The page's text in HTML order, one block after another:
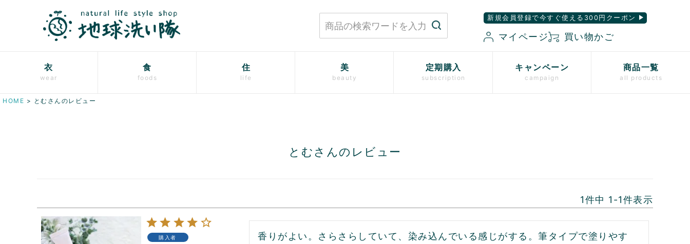
新規会員登録で今すぐ使える300円クーポン
マイページ 買い物かご
衣
wear
食
foods
住
life
美
beauty
定期購入
subscription
キャンペーン
campaign
商品一覧
all products
HOME とむさんのレビュー
とむさんのレビュー
1件中 1 -1件表示
購入者
香りがよい。さらさらしていて、染み込んでいる感じがする。筆タイプで塗りやす